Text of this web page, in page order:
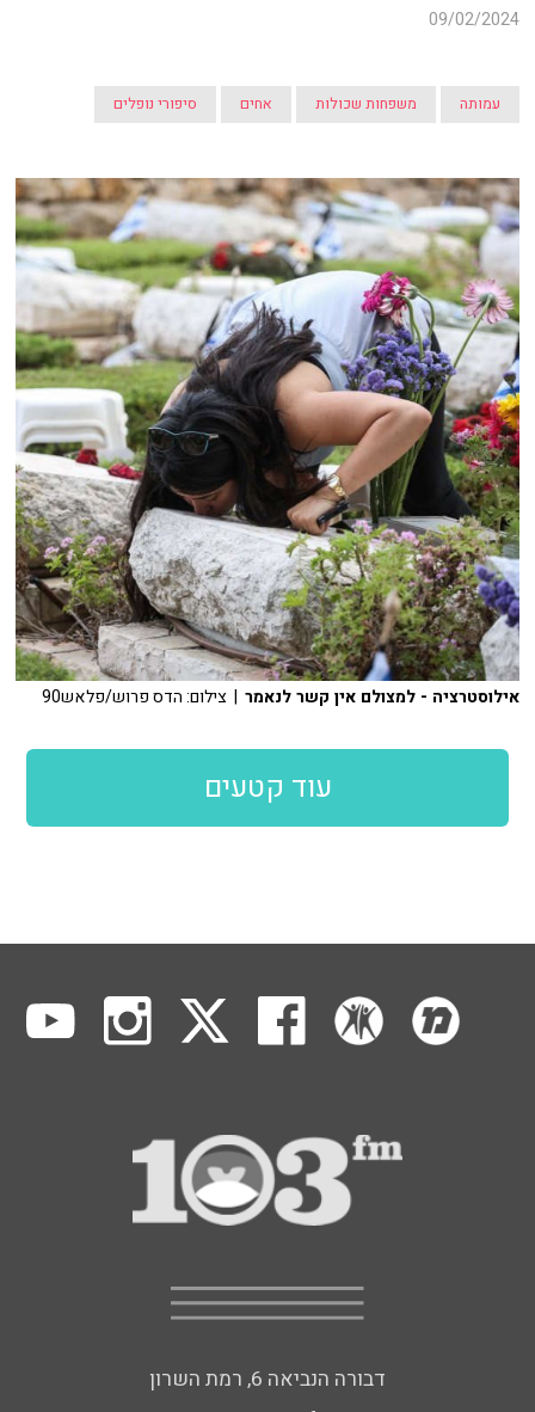
09/02/2024
עמותה משפחות שכולות אחים סיפורי נופלים
אילוסטרציה - למצולם אין קשר לנאמר | צילום: הדס פרוש/פלאש90
עוד קטעים
דבורה הנביאה 6, רמת השרון